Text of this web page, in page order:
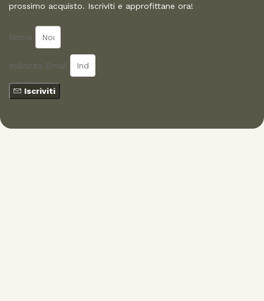
prossimo acquisto. Iscriviti e approfittane ora!
Nome
Indirizzo Email
Iscriviti